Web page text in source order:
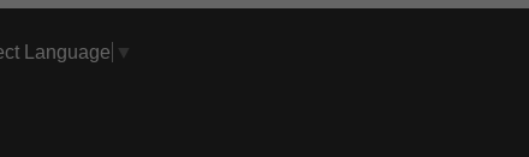
Language ▼